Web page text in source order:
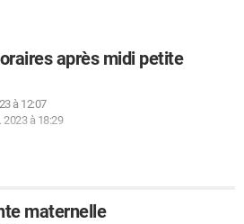
après midi petite
à 12:07
2023 à 18:29
maternelle